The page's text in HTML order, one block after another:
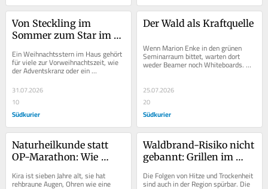
Von Steckling im
Sommer zum Star im
Ein Weihnachtsstern im Haus gehört
für viele zur Vorweihnachtszeit, wie
der Adventskranz oder ein
dunkelgrünem und...
31.07.2026
10
Südkurier
Der Wald als Kraftquelle
Wenn Marion Enke in den grünen
Seminarraum bittet, warten dort
weder Beamer noch Whiteboards.
25.07.2026
20
Südkurier
Naturheilkunde statt
OP-Marathon: Wie
alternativer Methoden
Kira ist sieben Jahre alt, sie hat
rehbraune Augen, Ohren wie eine
Waldbrand-Risiko nicht
gebannt: Grillen im
bleibt tabu
Die Folgen von Hitze und Trockenheit
sind auch in der Region spürbar. Die